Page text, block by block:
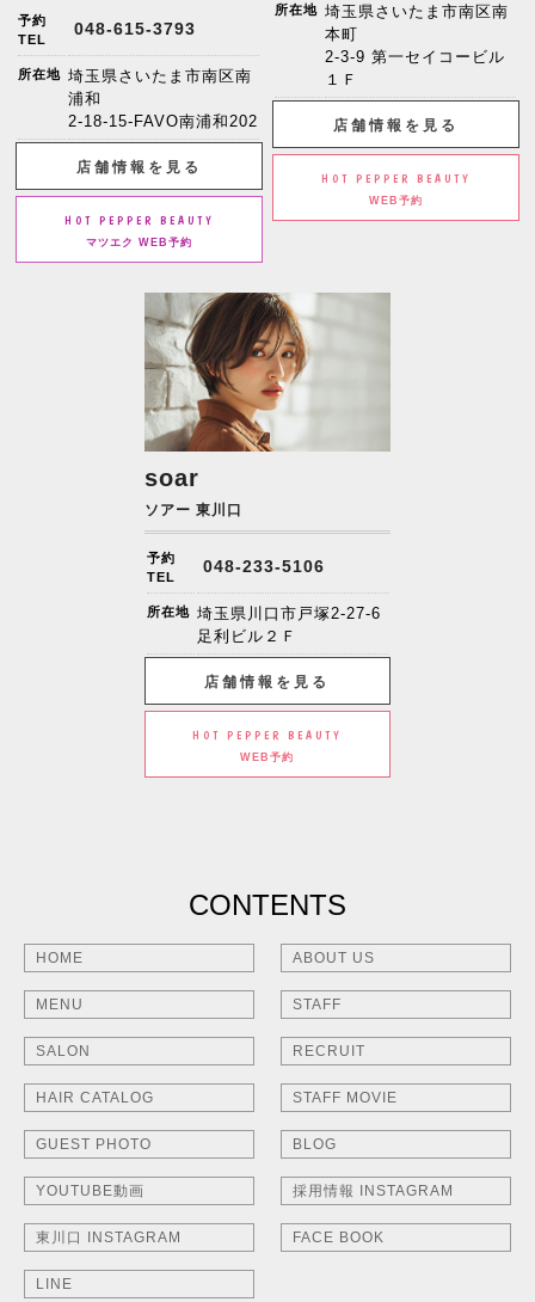
予約
TEL
048-615-3793
所在地 埼玉県さいたま市南区南
浦和
2-18-15-FAVO南浦和202
店舗情報を見る
HOT PEPPER BEAUTY
マツエク WEB予約
所在地 埼玉県さいたま市南区南
本町
2-3-9 第一セイコービル
１Ｆ
店舗情報を見る
HOT PEPPER BEAUTY
WEB予約
soar
ソアー 東川口
予約
TEL
048-233-5106
所在地 埼玉県川口市戸塚2-27-6
足利ビル２Ｆ
店舗情報を見る
HOT PEPPER BEAUTY
WEB予約
CONTENTS
HOME ABOUT US
MENU STAFF
SALON RECRUIT
HAIR CATALOG STAFF MOVIE
GUEST PHOTO BLOG
YOUTUBE動画 採用情報 INSTAGRAM
東川口 INSTAGRAM FACE BOOK
LINE